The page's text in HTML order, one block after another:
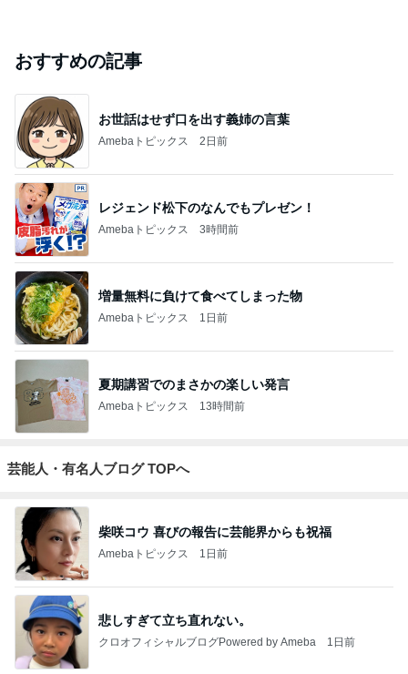
おすすめの記事
お世話はせず口を出す義姉の言葉
Amebaトピックス 2日前
レジェンド松下のなんでもプレゼン！
Amebaトピックス 3時間前
増量無料に負けて食べてしまった物
Amebaトピックス 1日前
夏期講習でのまさかの楽しい発言
Amebaトピックス 13時間前
芸能人・有名人ブログ TOPへ
柴咲コウ 喜びの報告に芸能界からも祝福
Amebaトピックス 1日前
悲しすぎて立ち直れない。
クロオフィシャルブログPowered by Ameba 1日前